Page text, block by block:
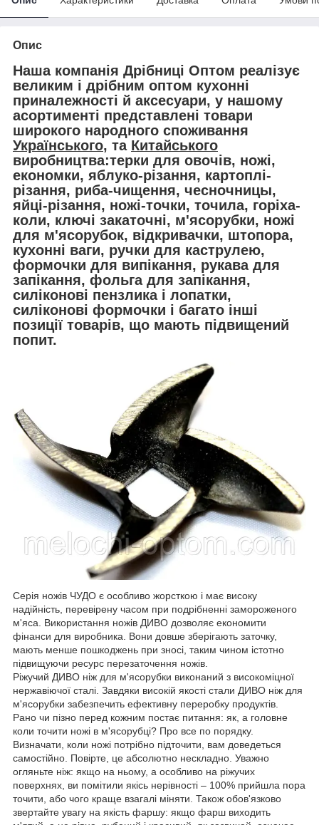
Опис
Наша компанія Дрібниці Оптом реалізує
великим і дрібним оптом кухонні
приналежності й аксесуари, у нашому
асортименті представлені товари
широкого народного споживання
Українського, та Китайського
виробництва:терки для овочів, ножі,
економки, яблуко-різання, картоплі-
різання, риба-чищення, чесночницы,
яйці-різання, ножі-точки, точила, горіха-
коли, ключі закаточні, м'ясорубки, ножі
для м'ясорубок, відкривачки, штопора,
кухонні ваги, ручки для каструлею,
формочки для випікання, рукава для
запікання, фольга для запікання,
силіконові пензлика і лопатки,
силіконові формочки і багато інші
позиції товарів, що мають підвищений
попит.
Серія ножів ЧУДО є особливо жорсткою і має високу
надійність, перевірену часом при подрібненні замороженого
м'яса. Використання ножів ДИВО дозволяє економити
фінанси для виробника. Вони довше зберігають заточку,
мають менше пошкоджень при зносі, таким чином істотно
підвищуючи ресурс перезаточення ножів.
Ріжучий ДИВО ніж для м'ясорубки виконаний з високоміцної
нержавіючої сталі. Завдяки високій якості стали ДИВО ніж для
м'ясорубки забезпечить ефективну переробку продуктів.
Рано чи пізно перед кожним постає питання: як, а головне
коли точити ножі в м'ясорубці? Про все по порядку.
Визначати, коли ножі потрібно підточити, вам доведеться
самостійно. Повірте, це абсолютно нескладно. Уважно
огляньте ніж: якщо на ньому, а особливо на ріжучих
поверхнях, ви помітили якісь нерівності – 100% прийшла пора
точити, або чого краще взагалі міняти. Також обов'язково
звертайте увагу на якість фаршу: якщо фарш виходить